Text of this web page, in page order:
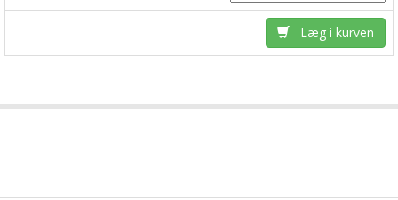
Læg i kurven